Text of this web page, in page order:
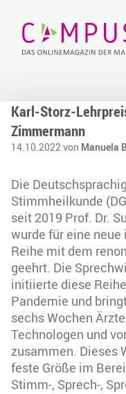
Karl-Storz-
Zimmermann
14.10.2022 von Manuela
Die
Stimmheilkunde
seit 2019 Prof. Dr.
wurde für eine
Reihe mit dem
geehrt. Die
initiierte diese
Pandemie und
sechs Wochen
Technologen und
zusammen. Dieses
feste Größe im
Stimm-, Sprech-,